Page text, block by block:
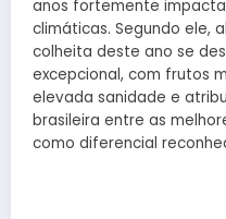
anos fortemente
climáticas. Segundo ele,
colheita deste ano se
excepcional, com frutos
elevada sanidade e
brasileira entre as
como diferencial